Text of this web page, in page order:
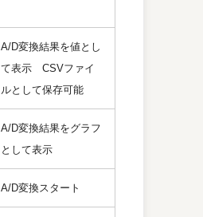
A/D変換結果を値とし
て表示 CSVファイ
ルとして保存可能
A/D変換結果をグラフ
として表示
A/D変換スタート